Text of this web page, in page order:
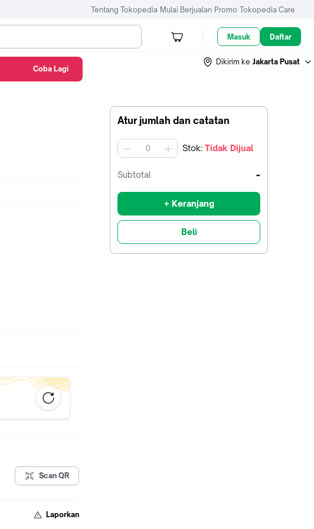
Tentang Tokopedia Mulai Berjualan Promo Tokopedia Care
Masuk Daftar
Dikirim ke Jakarta Pusat
Atur jumlah dan catatan
jumlah Stok: Tidak Dijual
Subtotal -
+ Keranjang
Beli
Scan QR
Laporkan
Coba Lagi